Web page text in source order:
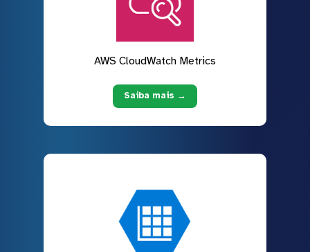
AWS CloudWatch Metrics
Saiba mais →